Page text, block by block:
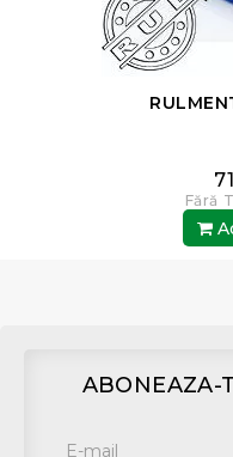
Fără
ABONEAZA-